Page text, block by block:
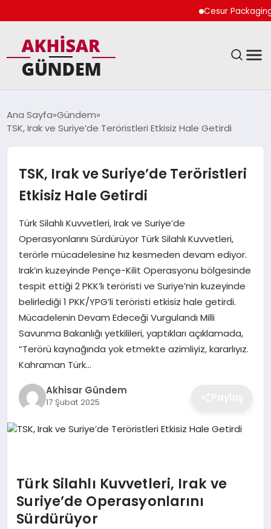
Cesur Packaging,
DÜNYA
EKONOMI
SPOR
TEKNOLOJI
YAŞAM
Ana Sayfa Gündem
TSK, Irak ve Suriye’de Teröristleri Etkisiz Hale Getirdi
TSK, Irak ve Suriye’de Teröristleri
Etkisiz Hale Getirdi
Türk Silahlı Kuvvetleri, Irak ve Suriye’de
Operasyonlarını Sürdürüyor Türk Silahlı Kuvvetleri,
terörle mücadelesine hız kesmeden devam ediyor.
Irak’ın kuzeyinde Pençe-Kilit Operasyonu bölgesinde
tespit ettiği 2 PKK’lı teröristi ve Suriye’nin kuzeyinde
belirlediği 1 PKK/YPG’li teröristi etkisiz hale getirdi.
Mücadelenin Devam Edeceği Vurgulandı Milli
Savunma Bakanlığı yetkilileri, yaptıkları açıklamada,
“Terörü kaynağında yok etmekte azimliyiz, kararlıyız.
Kahraman Türk…
Akhisar Gündem
17 Şubat 2025
Türk Silahlı Kuvvetleri, Irak ve
Suriye’de Operasyonlarını
Sürdürüyor